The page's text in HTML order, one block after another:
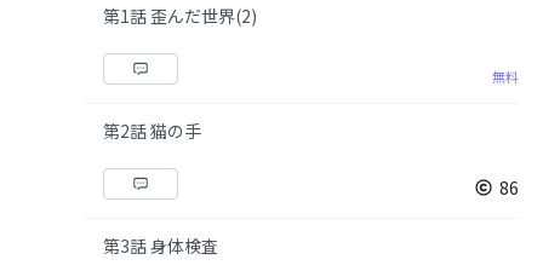
第1話 歪んだ世界(2)
無料
第2話 猫の手
86
第3話 身体検査